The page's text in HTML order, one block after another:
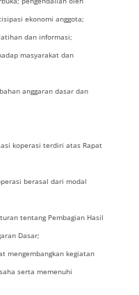
ekonomi anggota;
dan informasi;
masyarakat dan
anggaran dasar dan
koperasi terdiri atas Rapat
berasal dari modal
tentang Pembagian Hasil
Dasar;
mengembangkan kegiatan
serta memenuhi